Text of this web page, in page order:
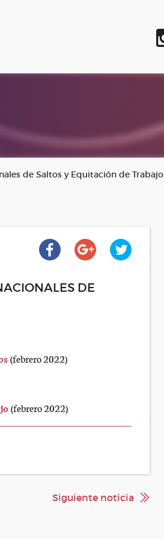
de Saltos y Equitación de Trabajo
DE
(febrero 2022)
(febrero 2022)
Siguiente noticia